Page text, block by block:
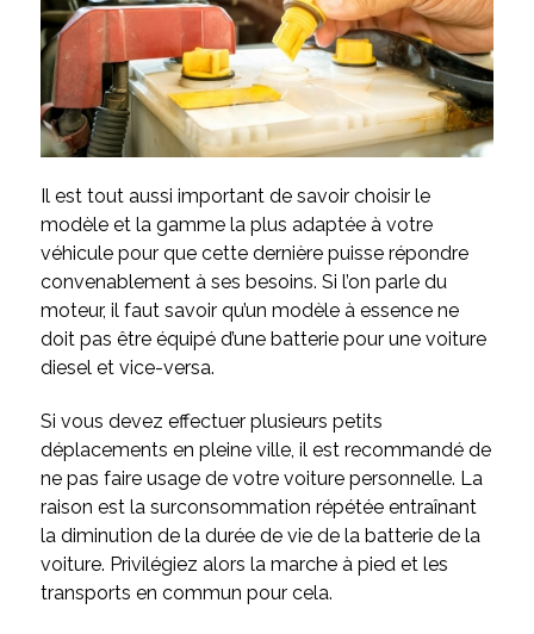
Il est tout aussi important de savoir choisir le
modèle et la gamme la plus adaptée à votre
véhicule pour que cette dernière puisse répondre
convenablement à ses besoins. Si l’on parle du
moteur, il faut savoir qu’un modèle à essence ne
doit pas être équipé d’une batterie pour une voiture
diesel et vice-versa.
Si vous devez effectuer plusieurs petits
déplacements en pleine ville, il est recommandé de
ne pas faire usage de votre voiture personnelle. La
raison est la surconsommation répétée entraînant
la diminution de la durée de vie de la batterie de la
voiture. Privilégiez alors la marche à pied et les
transports en commun pour cela.